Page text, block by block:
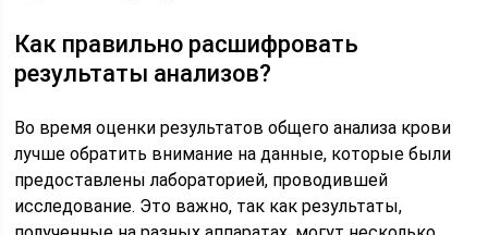
Как правильно расшифровать
результаты анализов?
Во время оценки результатов общего анализа крови
лучше обратить внимание на данные, которые были
предоставлены лабораторией, проводившей
исследование. Это важно, так как результаты,